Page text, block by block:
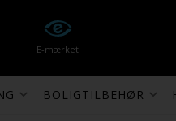
E-mærket
BOLIGTILBEHØR